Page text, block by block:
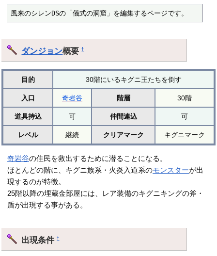
風来のシレンDSの「儀式の洞窟」を編集するページです。
ダンジョン概要†
目的 30階にいるキグニ王たちを倒す
入口 奇岩谷 階層 30階
道具持込 可 仲間連込 可
レベル 継続 クリアマーク キグニマーク
奇岩谷の住民を救出するために潜ることになる。
ほとんどの階に、キグニ族系・火炎入道系のモンスターが出
現するのが特徴。
25階以降の埋蔵金部屋には、レア装備のキグニキングの斧・
盾が出現する事がある。
出現条件†